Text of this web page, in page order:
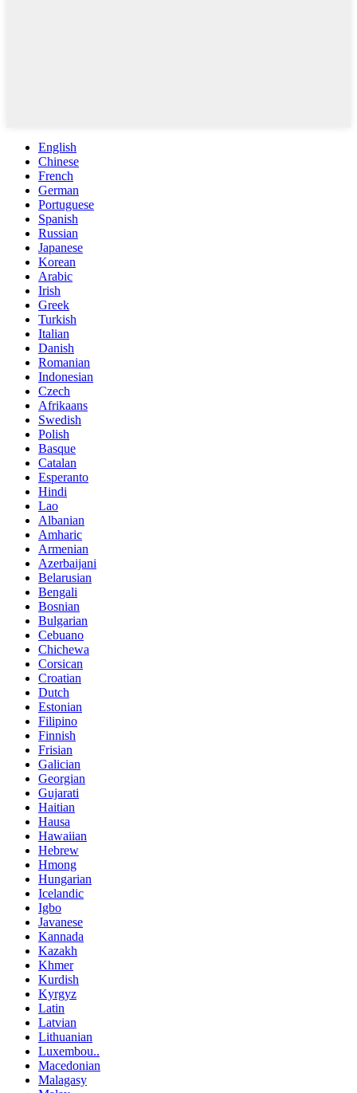
English
Chinese
French
German
Portuguese
Spanish
Russian
Japanese
Korean
Arabic
Irish
Greek
Turkish
Italian
Danish
Romanian
Indonesian
Czech
Afrikaans
Swedish
Polish
Basque
Catalan
Esperanto
Hindi
Lao
Albanian
Amharic
Armenian
Azerbaijani
Belarusian
Bengali
Bosnian
Bulgarian
Cebuano
Chichewa
Corsican
Croatian
Dutch
Estonian
Filipino
Finnish
Frisian
Galician
Georgian
Gujarati
Haitian
Hausa
Hawaiian
Hebrew
Hmong
Hungarian
Icelandic
Igbo
Javanese
Kannada
Kazakh
Khmer
Kurdish
Kyrgyz
Latin
Latvian
Lithuanian
Luxembou..
Macedonian
Malagasy